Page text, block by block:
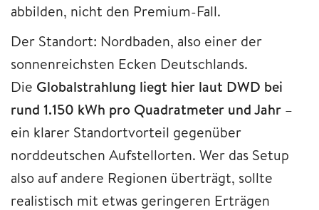
abbilden, nicht den Premium-Fall.
Der Standort: Nordbaden, also einer der
sonnenreichsten Ecken Deutschlands.
Die Globalstrahlung liegt hier laut DWD bei
rund 1.150 kWh pro Quadratmeter und Jahr –
ein klarer Standortvorteil gegenüber
norddeutschen Aufstellorten. Wer das Setup
also auf andere Regionen überträgt, sollte
realistisch mit etwas geringeren Erträgen